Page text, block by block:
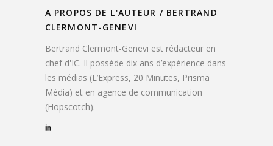
A PROPOS DE L'AUTEUR / BERTRAND
CLERMONT-GENEVI
Bertrand Clermont-Genevi est rédacteur en
chef d'IC. Il possède dix ans d’expérience dans
les médias (L’Express, 20 Minutes, Prisma
Média) et en agence de communication
(Hopscotch).